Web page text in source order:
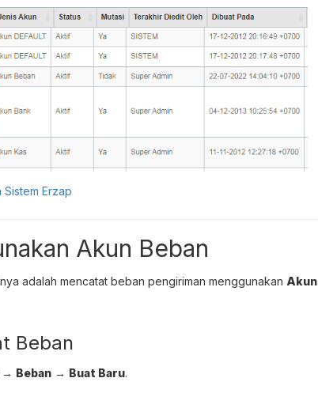
Erzap
Akun Beban
adalah mencatat beban pengiriman menggunakan Akun
Beban
→ Beban → Buat Baru.